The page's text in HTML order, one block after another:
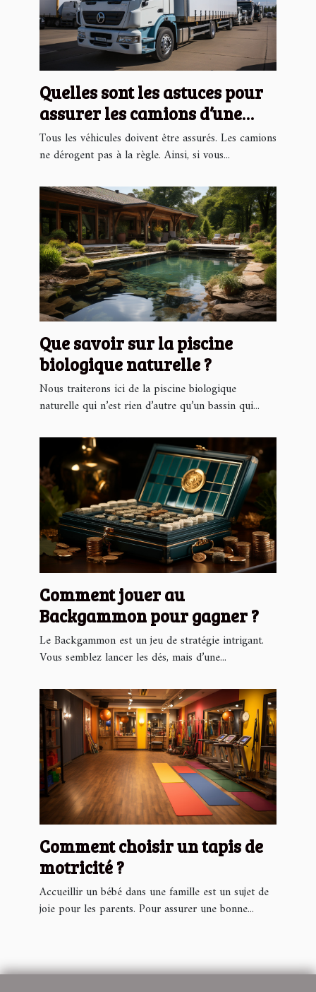
Quelles sont les astuces pour
assurer les camions d’une
entreprise moins chers ?
Tous les véhicules doivent être assurés. Les camions
ne dérogent pas à la règle. Ainsi, si vous...
Que savoir sur la piscine
biologique naturelle ?
Nous traiterons ici de la piscine biologique
naturelle qui n’est rien d’autre qu’un bassin qui...
Comment jouer au
Backgammon pour gagner ?
Le Backgammon est un jeu de stratégie intrigant.
Vous semblez lancer les dés, mais d’une...
Comment choisir un tapis de
motricité ?
Accueillir un bébé dans une famille est un sujet de
joie pour les parents. Pour assurer une bonne...